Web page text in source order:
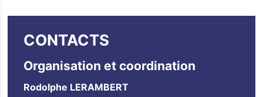
CONTACTS
Organisation et coordination
Rodolphe LERAMBERT